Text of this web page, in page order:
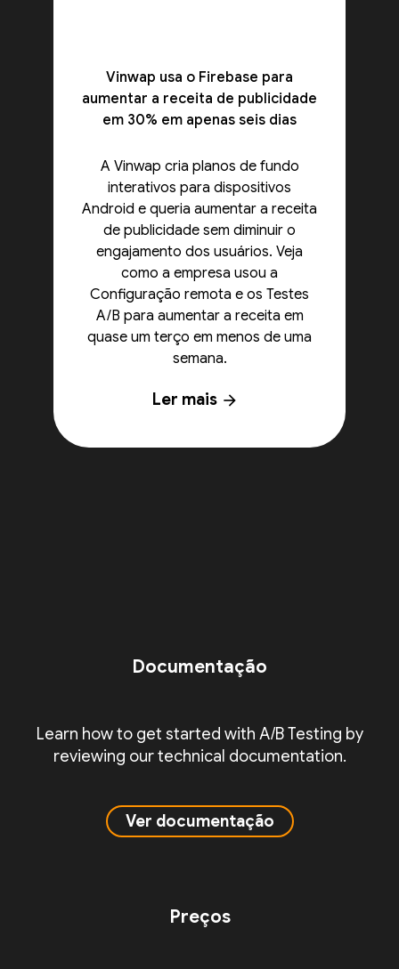
Vinwap usa o Firebase para
aumentar a receita de publicidade
em 30% em apenas seis dias
A Vinwap cria planos de fundo
interativos para dispositivos
Android e queria aumentar a receita
de publicidade sem diminuir o
engajamento dos usuários. Veja
como a empresa usou a
Configuração remota e os Testes
A/B para aumentar a receita em
quase um terço em menos de uma
semana.
Ler mais arrow_forward
Documentação
Learn how to get started with A/B Testing by
reviewing our technical documentation.
Ver documentação
Preços